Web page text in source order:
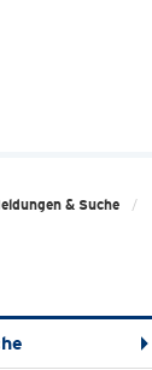
& Suche